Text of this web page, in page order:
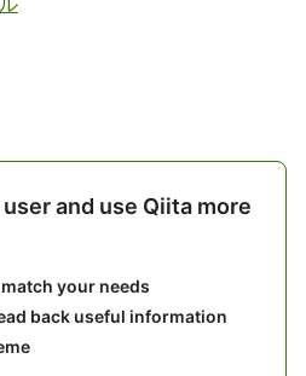
and use Qiita more
your needs
back useful information